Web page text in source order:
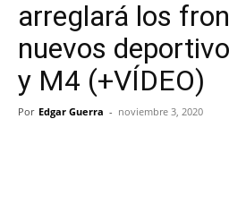
arreglará los
nuevos
y M4 (+VÍDEO)
Por Edgar Guerra - noviembre 3, 2020